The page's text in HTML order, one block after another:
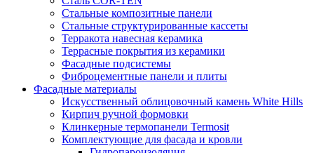
Стальные композитные панели
Стальные структурированные кассеты
Терракота навесная керамика
Террасные покрытия из керамики
Фасадные подсистемы
Фиброцементные панели и плиты
Фасадные материалы
Искусственный облицовочный камень White Hills
Кирпич ручной формовки
Клинкерные термопанели Termosit
Комплектующие для фасада и кровли